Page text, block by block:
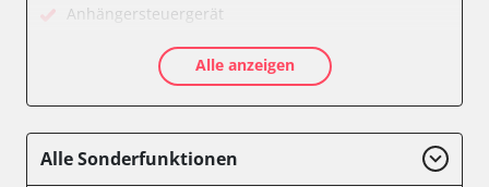
Anhängersteuergerät
Dachbedieneinheit (DBE)
Diagnoseschnittstelle (EOBD/OBDII)
Feststellbremse (EPB / SBC)
Alle anzeigen
Alle Sonderfunktionen